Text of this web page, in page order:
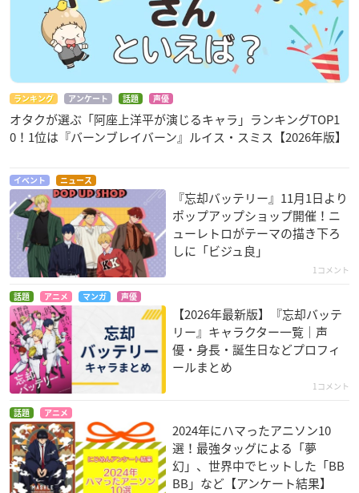
ランキング アンケート 話題 声優
オタクが選ぶ「阿座上洋平が演じるキャラ」ランキングTOP1
0！1位は『バーンブレイバーン』ルイス・スミス【2026年版】
イベント ニュース
『忘却バッテリー』11月1日より
ポップアップショップ開催！ニ
ューレトロがテーマの描き下ろ
しに「ビジュ良」
1コメント
話題 アニメ マンガ 声優
【2026年最新版】『忘却バッテ
リー』キャラクター一覧｜声
優・身長・誕生日などプロフィ
ールまとめ
1コメント
話題 アニメ
2024年にハマったアニソン10
選！最強タッグによる「夢
幻」、世界中でヒットした「BB
BB」など【アンケート結果】